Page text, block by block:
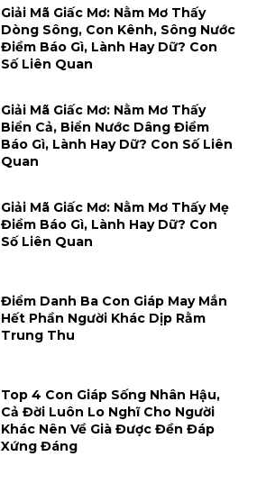
Giải Mã Giấc Mơ: Nằm Mơ Thấy
Dòng Sông, Con Kênh, Sông Nước
Điềm Báo Gì, Lành Hay Dữ? Con
Số Liên Quan
Giải Mã Giấc Mơ: Nằm Mơ Thấy
Biển Cả, Biển Nước Dâng Điềm
Báo Gì, Lành Hay Dữ? Con Số Liên
Quan
Giải Mã Giấc Mơ: Nằm Mơ Thấy Mẹ
Điềm Báo Gì, Lành Hay Dữ? Con
Số Liên Quan
Điểm Danh Ba Con Giáp May Mắn
Hết Phần Người Khác Dịp Rằm
Trung Thu
Top 4 Con Giáp Sống Nhân Hậu,
Cả Đời Luôn Lo Nghĩ Cho Người
Khác Nên Về Già Được Đền Đáp
Xứng Đáng